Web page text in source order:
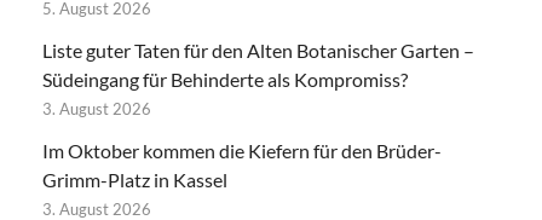
5. August 2026
Liste guter Taten für den Alten Botanischer Garten –
Südeingang für Behinderte als Kompromiss?
3. August 2026
Im Oktober kommen die Kiefern für den Brüder-
Grimm-Platz in Kassel
3. August 2026